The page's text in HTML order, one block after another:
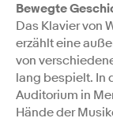
Bewegte
Das Klavier von
erzählt eine
von
lang bespielt. In
Auditorium in
Hände der